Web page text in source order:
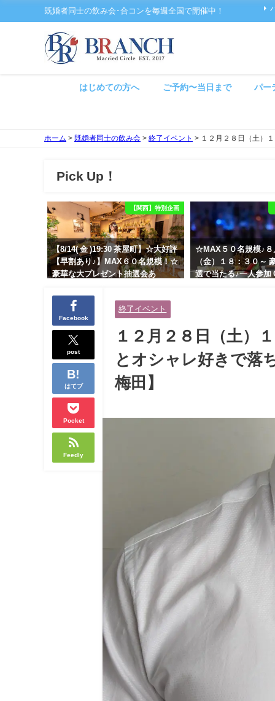
既婚者同士の飲み会･合コンを毎週全国で開催中！
はじめての方へ ご予約〜当日まで パー
ホーム > 既婚者同士の飲み会 > 終了イベント > １２月２８日（土）
Pick Up！
【関西】特別企画
【8/14( 金 )19:30 茶屋町】☆大好評
【早割あり♪】MAX６０名規模！☆
豪華な大プレゼント抽選会あ
性とオシャレ好きで落ち着いた大
人女性の既婚者限定ビッグパーテ
ィー♪＠茶屋町】
☆MAX５０名規模♪８
（金）１８：３０～
選で当たる♪一人参加
＠池袋】
Facebook
post
はてブ
Pocket
Feedly
終了イベント
１２月２８日（土）
とオシャレ好きで落
梅田】